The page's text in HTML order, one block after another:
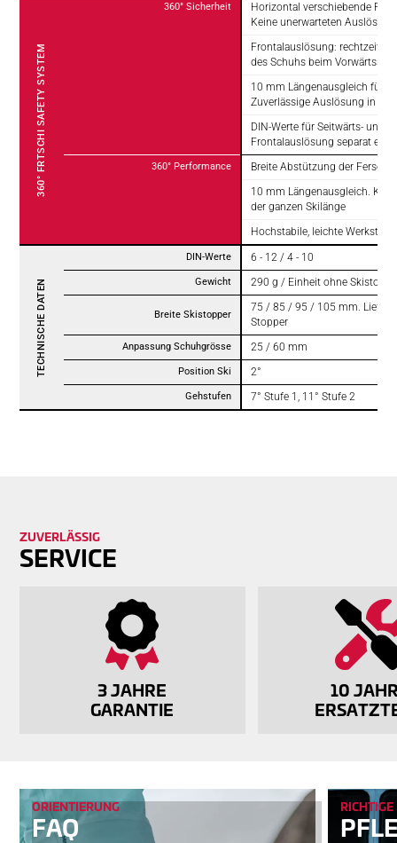
360° FRTSCHI SAFETY SYSTEM
360° Sicherheit
Horizontal verschiebende Pin-
Keine unerwarteten
Frontalauslösung: rechtzeitige
des Schuhs beim
10 mm Längenausgleich für
Zuverlässige Auslösung in
DIN-Werte für Seitwärts- und
Frontalauslösung separat
360° Performance
Breite Abstützung der
10 mm Längenausgleich.
der ganzen Skilänge
Hochstabile, leichte Werkstoffe
TECHNISCHE DATEN
DIN-Werte 6 - 12 / 4 - 10
Gewicht 290 g / Einheit ohne
Breite Skistopper
75 / 85 / 95 / 105 mm.
Stopper
Anpassung Schuhgrösse 25 / 60 mm
Position Ski 2°
Gehstufen 7° Stufe 1, 11° Stufe 2
ZU­VER­LÄS­SIG
SERVICE
3 JAHRE
GARANTIE
10
ORIENTIERUNG
FAQ
RICHTIGE